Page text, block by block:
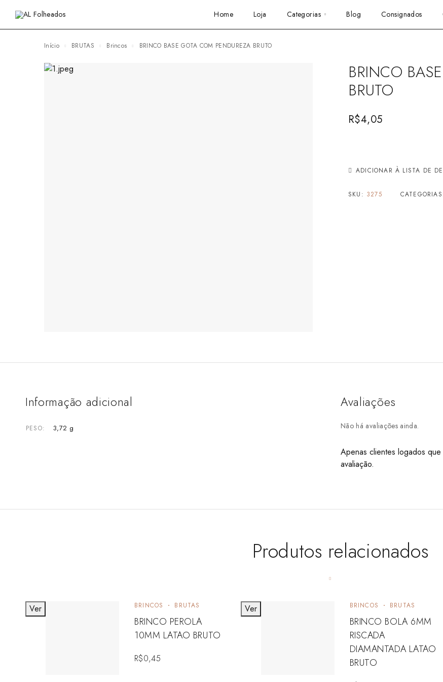
Home Loja Categorias Blog Consignados
Início BRUTAS Brincos BRINCO BASE GOTA COM PENDUREZA BRUTO
BRINCO
BRUTO
R$4,05
ADICIONAR À LISTA DE
SKU: 3275
Informação adicional
PESO 3,72 g
Avaliações
Não há avaliações ainda.
Apenas clientes logados
avaliação.
Produtos relacionados
BRINCOS BRUTAS
BRINCO PEROLA
10MM LATAO BRUTO
R$0,45
Ver BRINCOS BRUTAS
BRINCO BOLA 6MM
RISCADA
DIAMANTADA LATAO
BRUTO
Ver